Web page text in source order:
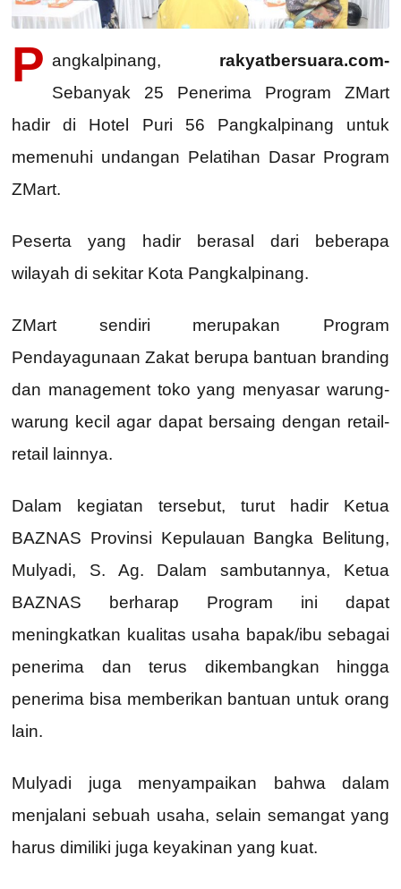
P angkalpinang, rakyatbersuara.com-
Sebanyak 25 Penerima Program ZMart
hadir di Hotel Puri 56 Pangkalpinang untuk
memenuhi undangan Pelatihan Dasar Program
ZMart.
Peserta yang hadir berasal dari beberapa
wilayah di sekitar Kota Pangkalpinang.
ZMart sendiri merupakan Program
Pendayagunaan Zakat berupa bantuan branding
dan management toko yang menyasar warung-
warung kecil agar dapat bersaing dengan retail-
retail lainnya.
Dalam kegiatan tersebut, turut hadir Ketua
BAZNAS Provinsi Kepulauan Bangka Belitung,
Mulyadi, S. Ag. Dalam sambutannya, Ketua
BAZNAS berharap Program ini dapat
meningkatkan kualitas usaha bapak/ibu sebagai
penerima dan terus dikembangkan hingga
penerima bisa memberikan bantuan untuk orang
lain.
Mulyadi juga menyampaikan bahwa dalam
menjalani sebuah usaha, selain semangat yang
harus dimiliki juga keyakinan yang kuat.